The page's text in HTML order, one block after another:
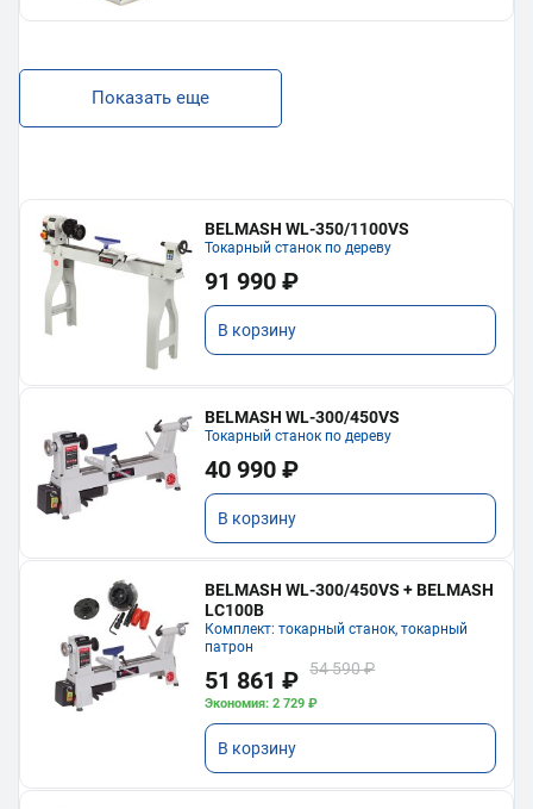
Показать еще
BELMASH WL-350/1100VS
Токарный станок по дереву
91 990 ₽
В корзину
BELMASH WL-300/450VS
Токарный станок по дереву
40 990 ₽
В корзину
BELMASH WL-300/450VS + BELMASH
LC100B
Комплект: токарный станок, токарный
патрон
51 861 ₽ 54 590 ₽
Экономия: 2 729 ₽
В корзину